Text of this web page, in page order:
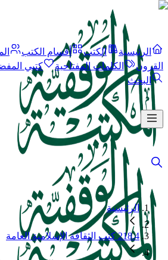
الرئيسية الكتب أقسام الكتب
القرون
الكلمات المفتاحية
كتبي
البحث
الرئيسية
218.4 كتب الثقافة الإسلامية العامة